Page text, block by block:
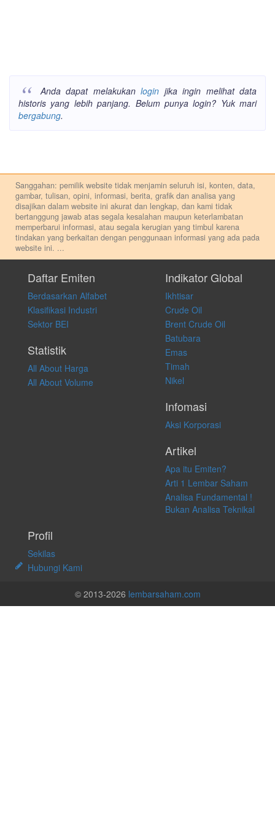
Anda dapat melakukanlogin jika ingin melihat data
historis yang lebih panjang. Belum punya login? Yuk mari
bergabung.
Sanggahan: pemilik website tidak menjamin seluruh isi, konten, data,
gambar, tulisan, opini, informasi, berita, grafik dan analisa yang
disajikan dalam website ini akurat dan lengkap, dan kami tidak
bertanggung jawab atas segala kesalahan maupun keterlambatan
memperbarui informasi, atau segala kerugian yang timbul karena
tindakan yang berkaitan dengan penggunaan informasi yang ada pada
website ini. ...
pribadi. Kami tidak memberi anjuran, saran, rekomendasi untuk
membeli, menjual atau melakukan aktivitas lain yang terkait dengan
transaksi perdagangan apapun, dan kami tidak bertanggung jawab
atas keputusan investasi yang dilakukan dalam kondisi dan situasi
apapun juga, yang diakibatkan secara langsung maupun tidak
langsung atas konten pada website ini.
Daftar Emiten
Berdasarkan Alfabet
Klasifikasi Industri
Sektor BEI
Statistik
All About Harga
All About Volume
Indikator Global
Ikhtisar
Crude Oil
Brent Crude Oil
Batubara
Emas
Timah
Nikel
Infomasi
Aksi Korporasi
Artikel
Apa itu Emiten?
Arti 1 Lembar Saham
Analisa Fundamental !
Bukan Analisa Teknikal
Profil
Sekilas
Hubungi Kami
© 2013-2026 lembarsaham.com